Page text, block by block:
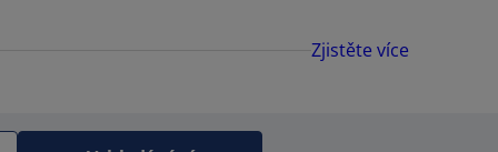
Zjistěte více